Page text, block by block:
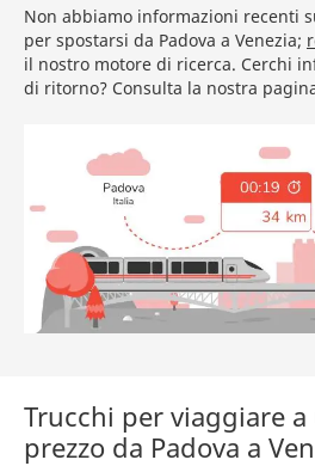
Non abbiamo informazioni recenti
per spostarsi da Padova a Venezia;
il nostro motore di ricerca. Cerchi
di ritorno? Consulta la nostra
Trucchi per viaggiare
prezzo da Padova a